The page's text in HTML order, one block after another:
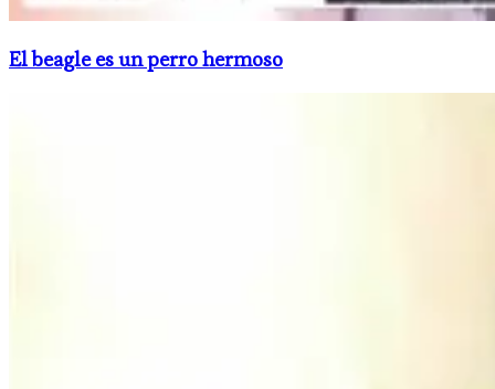
El beagle es un perro hermoso